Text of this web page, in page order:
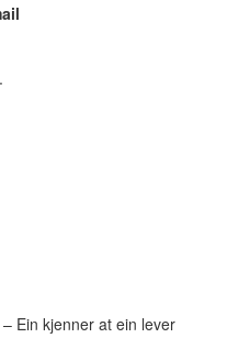
Ein kjenner at ein lever